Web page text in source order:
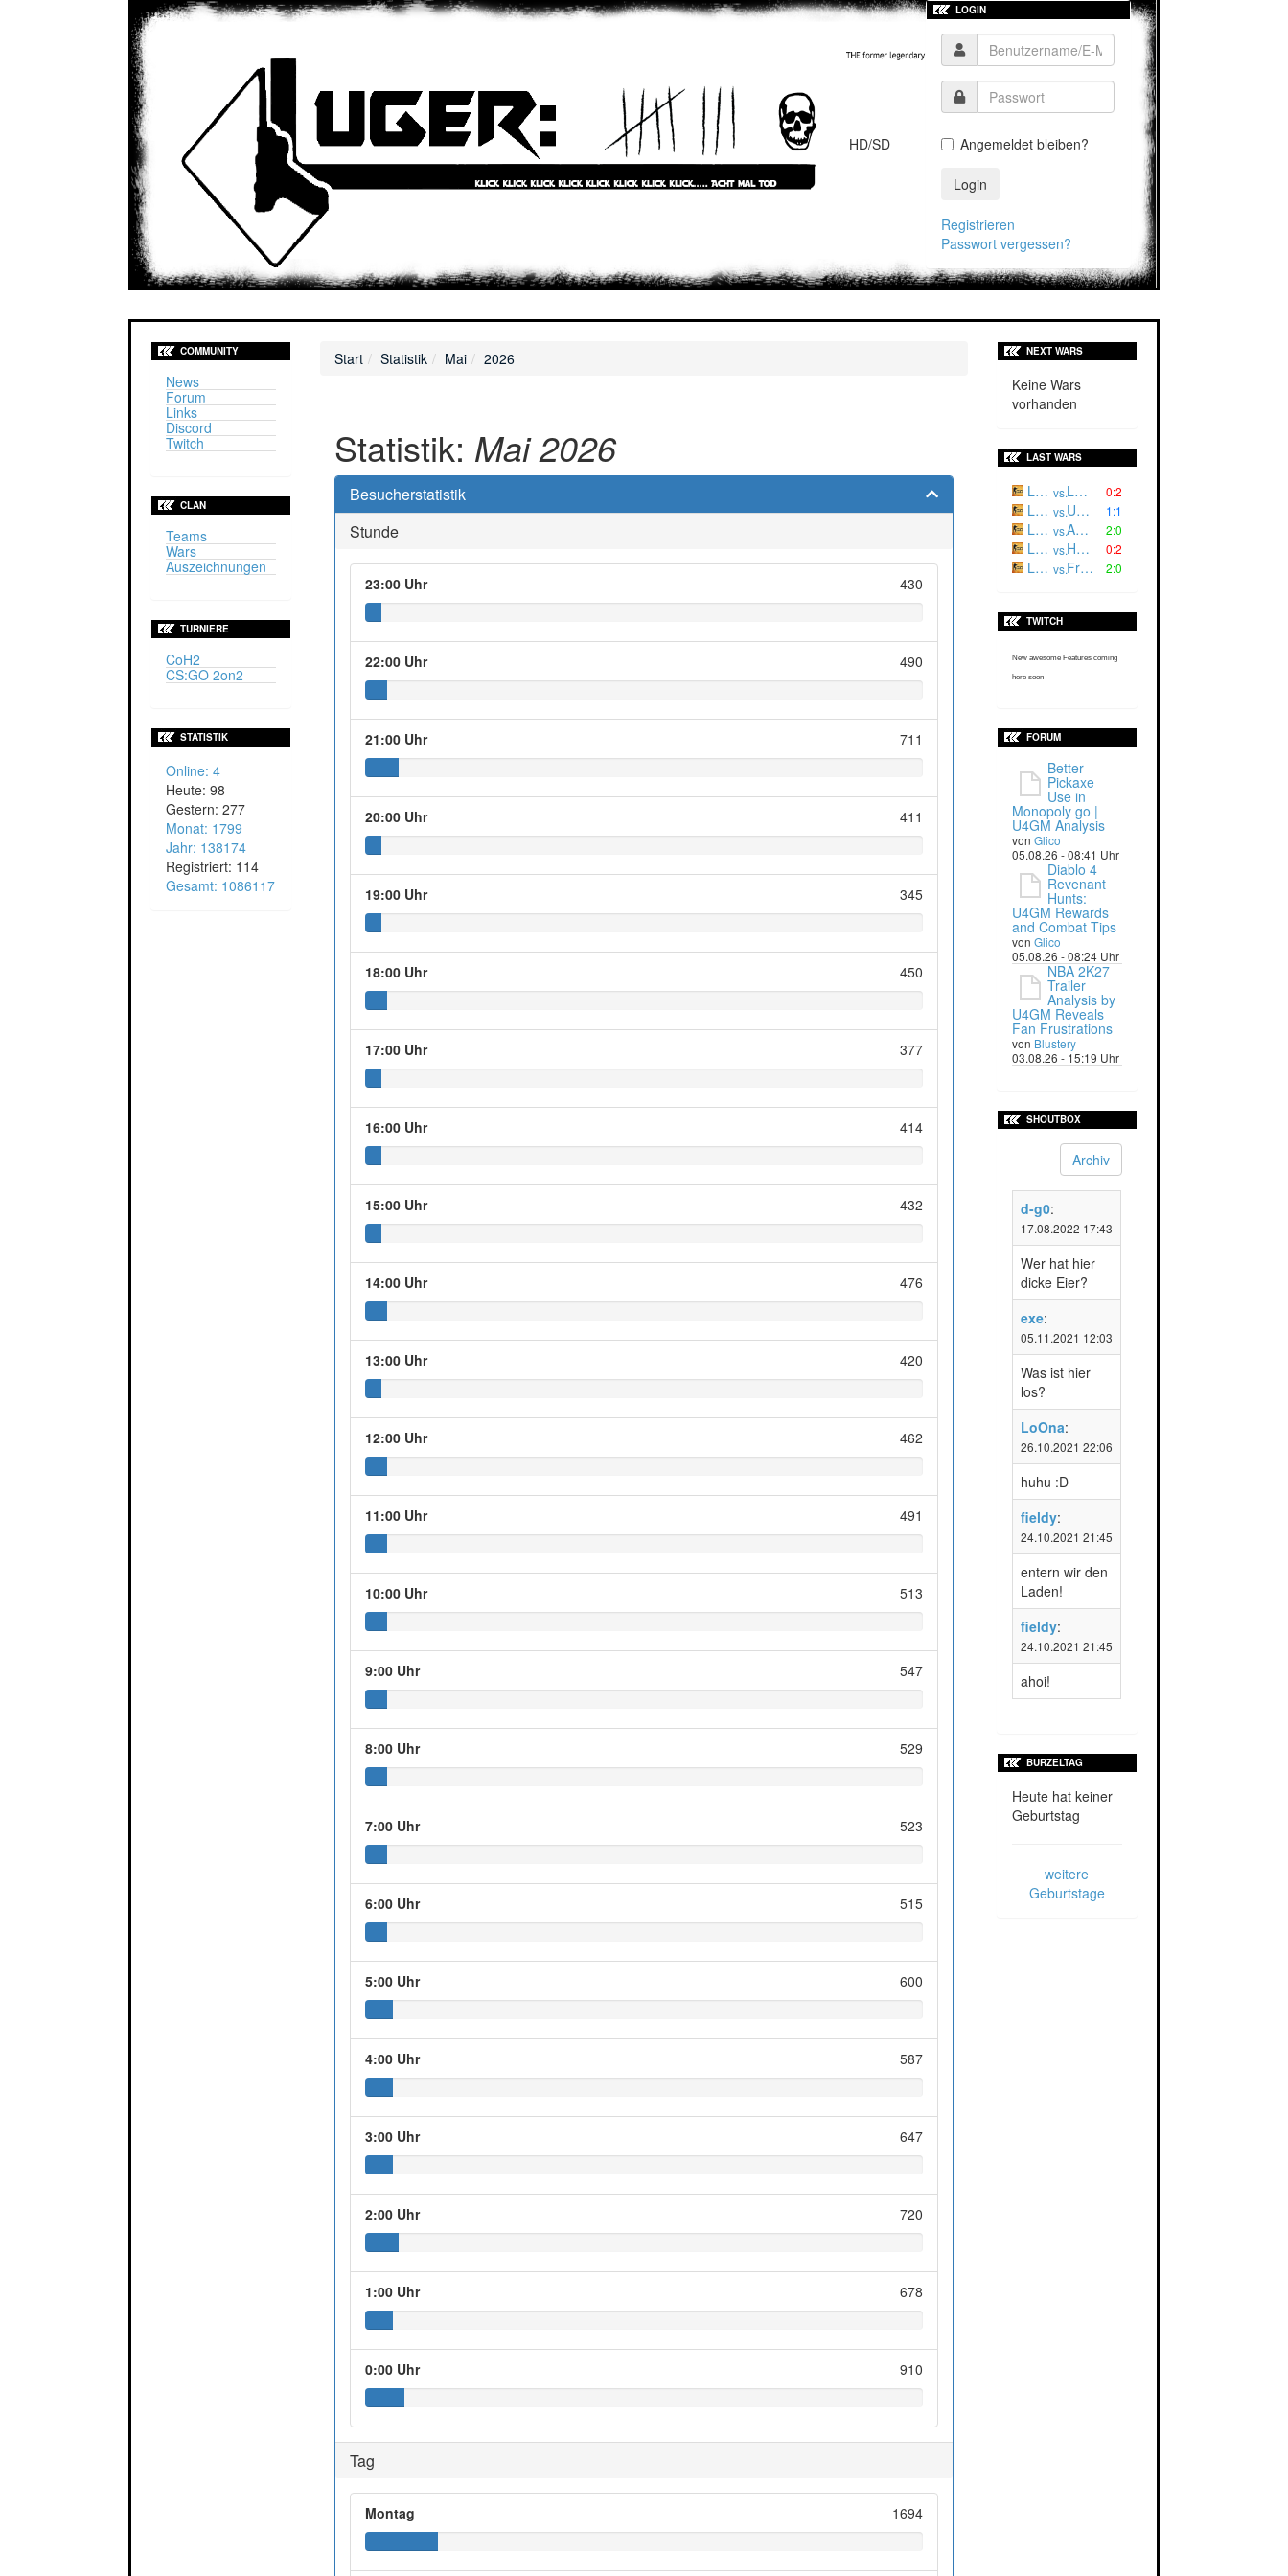
HD/SD
LOGIN
Angemeldet bleiben?
Login
Registrieren
Passwort vergessen?
COMMUNITY
News
Forum
Links
Discord
Twitch
CLAN
Teams
Wars
Auszeichnungen
TURNIERE
CoH2
CS:GO 2on2
STATISTIK
Online: 4
Heute: 98
Gestern: 277
Monat: 1799
Jahr: 138174
Registriert: 114
Gesamt: 1086117
Start Statistik Mai 2026
Statistik: Mai 2026
Besucherstatistik
Stunde
23:00 Uhr 430
22:00 Uhr 490
21:00 Uhr 711
20:00 Uhr 411
19:00 Uhr 345
18:00 Uhr 450
17:00 Uhr 377
16:00 Uhr 414
15:00 Uhr 432
14:00 Uhr 476
13:00 Uhr 420
12:00 Uhr 462
11:00 Uhr 491
10:00 Uhr 513
9:00 Uhr 547
8:00 Uhr 529
7:00 Uhr 523
6:00 Uhr 515
5:00 Uhr 600
4:00 Uhr 587
3:00 Uhr 647
2:00 Uhr 720
1:00 Uhr 678
0:00 Uhr 910
Tag
Montag 1694
NEXT WARS
Keine Wars
vorhanden
LAST WARS
Luger² vs. L3CH | 0:2
Luger ' vs. ULSQ 1:1
Luger² vs. ARES 2:0
Luger ' vs. HRNET 0:2
Luger ' vs. Fractum 2:0
TWITCH
New awesome Features coming
here soon
FORUM
Better
Pickaxe
Use in
Monopoly go |
U4GM Analysis
vonGlico
05.08.26 - 08:41 Uhr
Diablo 4
Revenant
Hunts:
U4GM Rewards
and Combat Tips
vonGlico
05.08.26 - 08:24 Uhr
NBA 2K27
Trailer
Analysis by
U4GM Reveals
Fan Frustrations
von Blustery
03.08.26 - 15:19 Uhr
SHOUTBOX
Archiv
d-g0:
17.08.2022 17:43
Wer hat hier
dicke Eier?
exe:
05.11.2021 12:03
Was ist hier
los?
LoOna:
26.10.2021 22:06
huhu :D
fieldy:
24.10.2021 21:45
entern wir den
Laden!
fieldy:
24.10.2021 21:45
ahoi!
BURZELTAG
Heute hat keiner
Geburtstag
weitere
Geburtstage